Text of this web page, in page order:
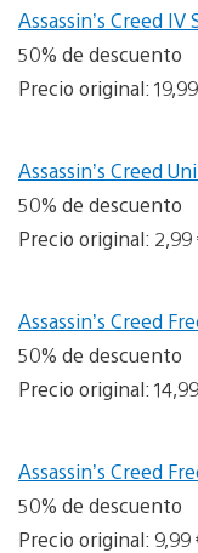
Assassin’s Creed IV
50% de descuento
Precio original:
Assassin’s Creed
50% de descuento
Precio original: 2,99
Assassin’s Creed
50% de descuento
Precio original:
Assassin’s Creed
50% de descuento
Precio original: 9,99